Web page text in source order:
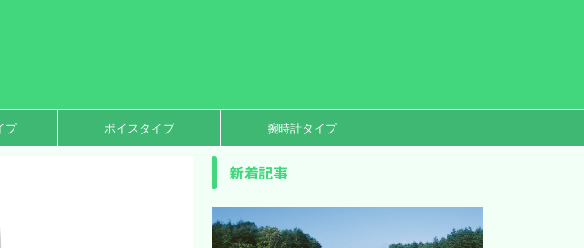
プ ボイスタイプ 腕時計タイプ
新着記事